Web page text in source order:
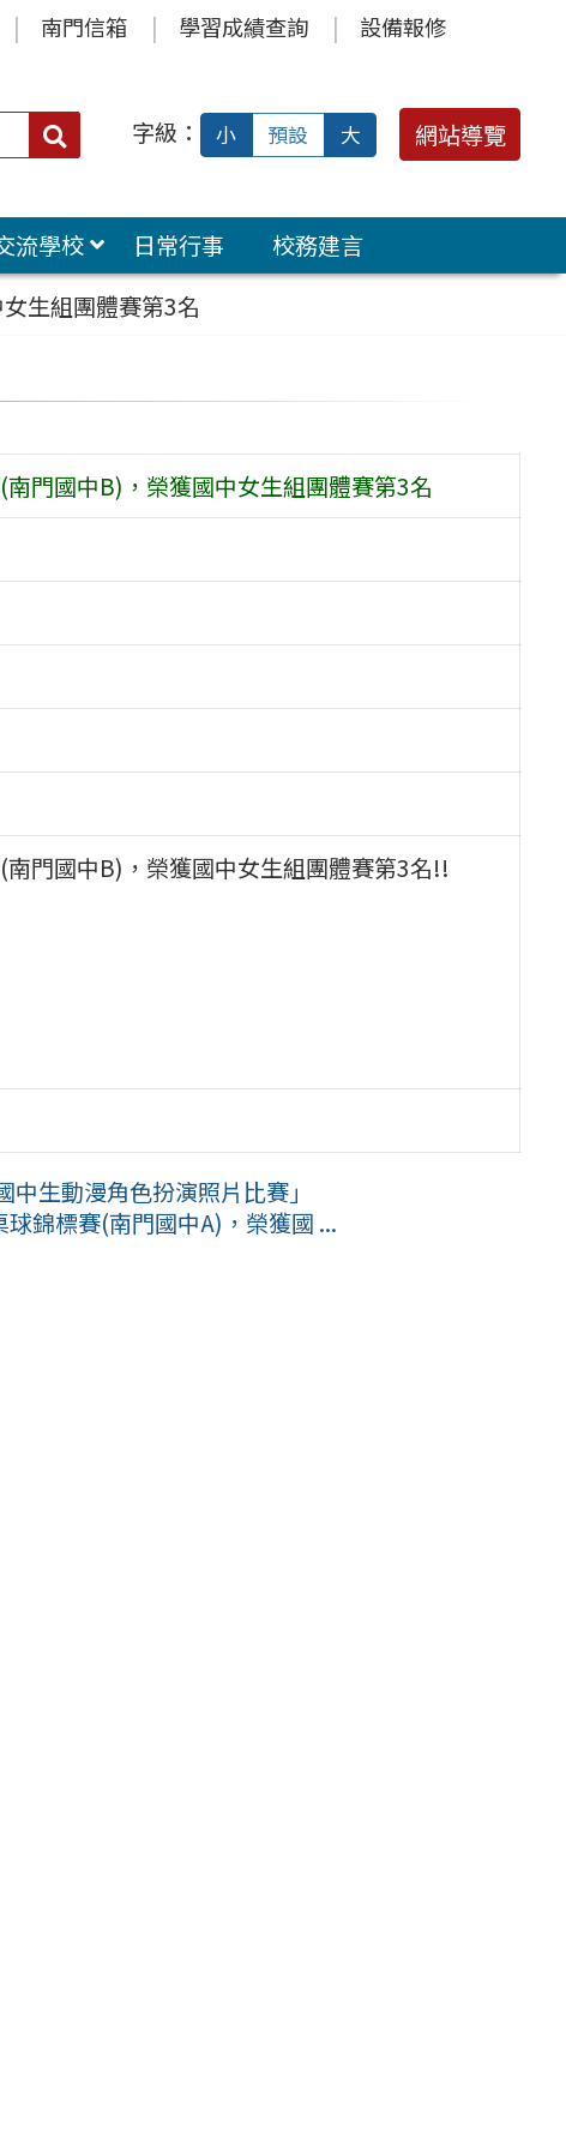
南門信箱 學習成績查詢 設備報修
搜
字級： 小 預設 大 網站導覽
流學校 日常行事
校務建言
生組團體賽第3名
門國中B)，榮獲國中女生組團體賽第3名
門國中B)，榮獲國中女生組團體賽第3名!!
生動漫角色扮演照片比賽」
錦標賽(南門國中A)，榮獲國 ...